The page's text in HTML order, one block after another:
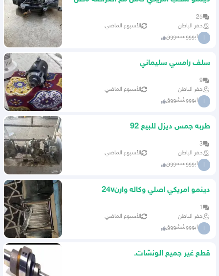
25
حفر الباطن
الأسبوع الماضي
ا ابوووششووق
سلف رامسي سليماني
9
حفر الباطن
الأسبوع الماضي
ا ابوووششووق
طربه جمس ديزل للبيع 92
3
حفر الباطن
الأسبوع الماضي
ا ابوووششووق
دينمو امريكي اصلي وكاله وارن24v
1
حفر الباطن
الأسبوع الماضي
ا ابوووششووق
قطع غير جميع الونشات.